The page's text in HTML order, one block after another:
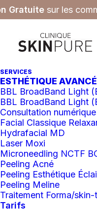
Gratuite sur les
SERVICES
ESTHÉTIQUE
BBL BroadBand Light
BBL BroadBand Light
Consultation numérique
Facial Classique
Hydrafacial MD
Laser Moxi
Microneedling NCTF
Peeling Acné
Peeling Esthétique
Peeling Meline
Traitement Forma/skin-
Tarifs
Hydratant